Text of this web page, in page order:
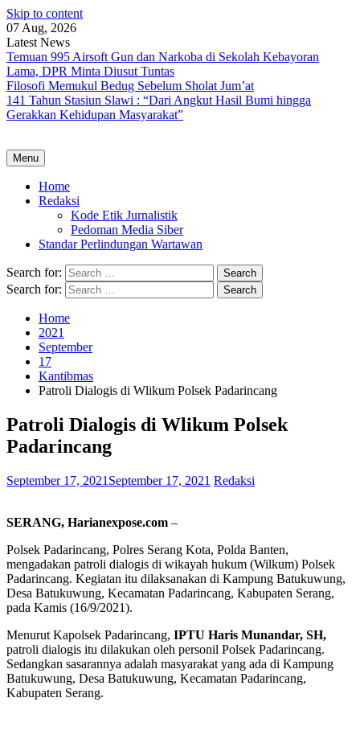
Skip to content
07 Aug, 2026
Latest News
Temuan 995 Airsoft Gun dan Narkoba di Sekolah Kebayoran
Lama, DPR Minta Diusut Tuntas
Filosofi Memukul Bedug Sebelum Sholat Jum’at
141 Tahun Stasiun Slawi : “Dari Angkut Hasil Bumi hingga
Gerakkan Kehidupan Masyarakat”
Menu
Home
Redaksi
Kode Etik Jurnalistik
Pedoman Media Siber
Standar Perlindungan Wartawan
Search for:
Search for:
Home
2021
September
17
Kantibmas
Patroli Dialogis di Wlikum Polsek Padarincang
Patroli Dialogis di Wlikum Polsek
Padarincang
September 17, 2021 September 17, 2021 Redaksi
SERANG, Harianexpose.com –
Polsek Padarincang, Polres Serang Kota, Polda Banten,
mengadakan patroli dialogis di wikayah hukum (Wilkum) Polsek
Padarincang. Kegiatan itu dilaksanakan di Kampung Batukuwung,
Desa Batukuwung, Kecamatan Padarincang, Kabupaten Serang,
pada Kamis (16/9/2021).
Menurut Kapolsek Padarincang, IPTU Haris Munandar, SH,
patroli dialogis itu dilakukan oleh personil Polsek Padarincang.
Sedangkan sasarannya adalah masyarakat yang ada di Kampung
Batukuwung, Desa Batukuwung, Kecamatan Padarincang,
Kabupaten Serang.